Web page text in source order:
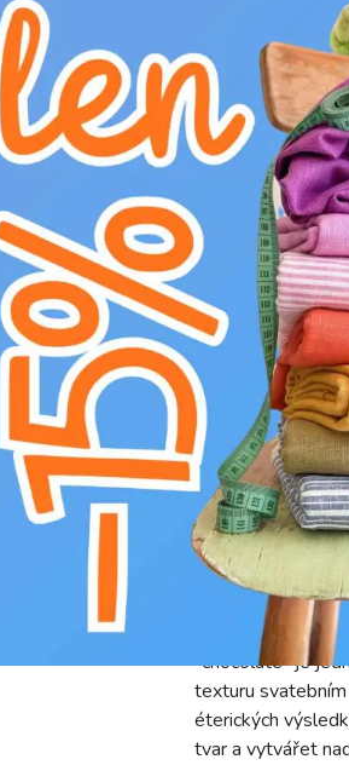
Barva: hnědá
Ošetrování:
nesušit v
D žehlit na
L
A
c ruční praní
Tyl na TUTU
100% nylonu,
g/m2 je
materiálu pro
"chocolate" je
texturu
éterických
tvar a vytvářet